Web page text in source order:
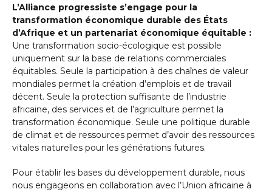
L’Alliance progressiste s’engage pour la
transformation économique durable des États
d’Afrique et un partenariat économique équitable :
Une transformation socio-écologique est possible
uniquement sur la base de relations commerciales
équitables. Seule la participation à des chaînes de valeur
mondiales permet la création d’emplois et de travail
décent. Seule la protection suffisante de l’industrie
africaine, des services et de l’agriculture permet la
transformation économique. Seule une politique durable
de climat et de ressources permet d’avoir des ressources
vitales naturelles pour les générations futures.
Pour établir les bases du développement durable, nous
nous engageons en collaboration avec l’Union africaine à